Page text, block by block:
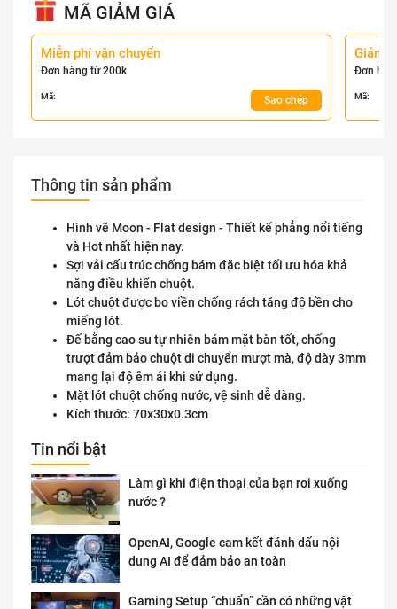
MÃ GIẢM GIÁ
Miễn phí vận chuyển
Đơn hàng từ 200k
Mã: Sao chép
Giảm
Đơn
Mã:
Thông tin sản phẩm
Hình vẽ Moon - Flat design - Thiết kế phẳng nổi tiếng
và Hot nhất hiện nay.
Sợi vải cấu trúc chống bám đặc biệt tối ưu hóa khả
năng điều khiển chuột.
Lót chuột được bo viền chống rách tăng độ bền cho
miếng lót.
Đế bằng cao su tự nhiên bám mặt bàn tốt, chống
trượt đảm bảo chuột di chuyển mượt mà, độ dày 3mm
mang lại độ êm ái khi sử dụng.
Mặt lót chuột chống nước, vệ sinh dễ dàng.
Kích thước: 70x30x0.3cm
Tin nổi bật
Làm gì khi điện thoại của bạn rơi xuống
nước ?
OpenAI, Google cam kết đánh dấu nội
dung AI để đảm bảo an toàn
Gaming Setup “chuẩn” cần có những vật